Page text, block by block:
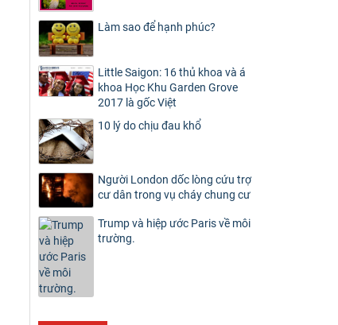
Làm sao để hạnh phúc?
Little Saigon: 16 thủ khoa và á
khoa Học Khu Garden Grove
2017 là gốc Việt
10 lý do chịu đau khổ
Người London dốc lòng cứu trợ
cư dân trong vụ cháy chung cư
Trump và hiệp ước Paris về môi
trường.